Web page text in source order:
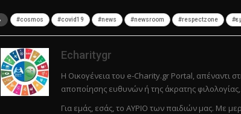
#cosmos #covid19 #news #newsroom #respectzone
Echaritygr
Η Οικογένεια του e-Charity.gr Portal, απέναντι
αποποίησης ευθυνών ή της άκρατης
Για εμάς, εσάς, το ΑΥΡΙΟ των παιδιών μας. Με